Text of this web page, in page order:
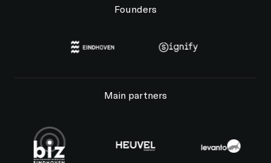
Founders
Main partners